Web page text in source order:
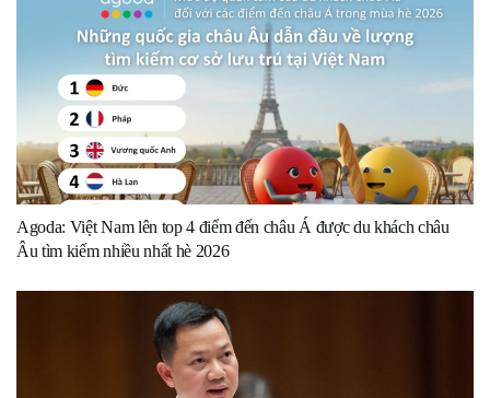
Agoda: Việt Nam lên top 4 điểm đến châu Á được du khách châu
Âu tìm kiếm nhiều nhất hè 2026